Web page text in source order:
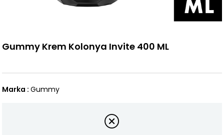
Gummy Krem Kolonya Invite 400 ML
Marka : Gummy